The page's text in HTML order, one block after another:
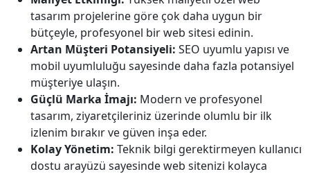
tasarım projelerine göre çok daha uygun bir
bütçeyle, profesyonel bir web sitesi edinin.
Artan Müşteri Potansiyeli: SEO uyumlu yapısı ve
mobil uyumluluğu sayesinde daha fazla potansiyel
müşteriye ulaşın.
Güçlü Marka İmajı: Modern ve profesyonel
tasarım, ziyaretçileriniz üzerinde olumlu bir ilk
izlenim bırakır ve güven inşa eder.
Kolay Yönetim: Teknik bilgi gerektirmeyen kullanıcı
dostu arayüzü sayesinde web sitenizi kolayca